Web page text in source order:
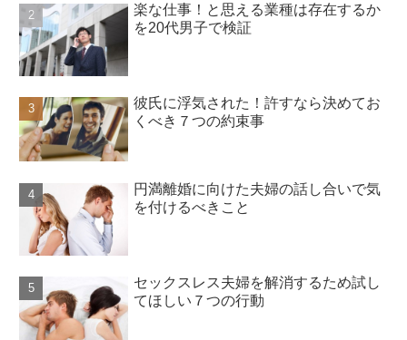
楽な仕事！と思える業種は存在するか
を20代男子で検証
彼氏に浮気された！許すなら決めてお
くべき７つの約束事
円満離婚に向けた夫婦の話し合いで気
を付けるべきこと
セックスレス夫婦を解消するため試し
てほしい７つの行動